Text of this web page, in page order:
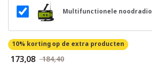
Multifunctionele noodradio
10% korting op de extra producten
€ 173,08 € 184,40